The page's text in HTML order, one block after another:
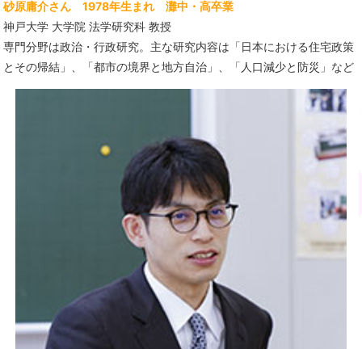
砂原庸介さん 1978年生まれ 灘中・高卒業
神戸大学 大学院 法学研究科 教授
専門分野は政治・行政研究。 主な研究内容は「日本における住宅政策
とその帰結」、
「都市の境界と地方自治」、 「 人口減少と防災」など